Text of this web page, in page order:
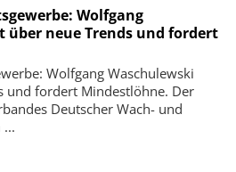
Wolfgang
über neue Trends und fordert
Wolfgang Waschulewski
und fordert Mindestlöhne. Der
Deutscher Wach- und